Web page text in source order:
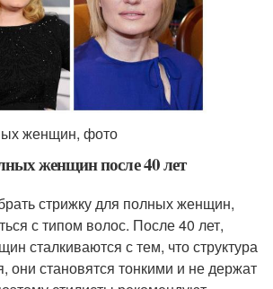
женщин, фото
женщин после 40 лет
стрижку для полных женщин,
с типом волос. После 40 лет,
сталкиваются с тем, что структура
они становятся тонкими и не держат